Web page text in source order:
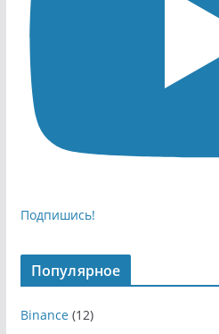
Подпишись!
Популярное
Binance(12)